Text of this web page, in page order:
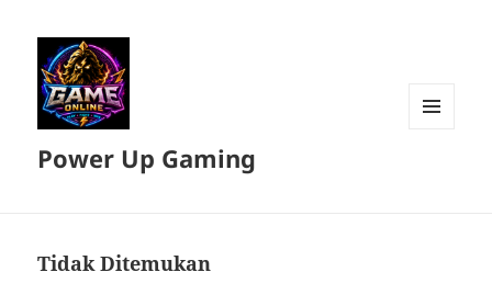
Power Up Gaming
Tidak Ditemukan